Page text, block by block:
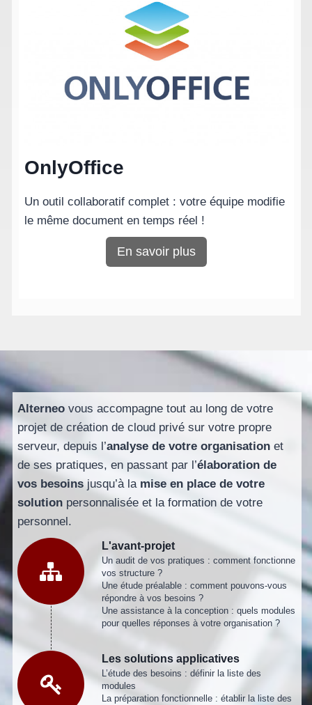
OnlyOffice
Un outil collaboratif complet : votre équipe modifie
le même document en temps réel !
En savoir plus
Alterneo vous accompagne tout au long de votre
projet de création de cloud privé sur votre propre
serveur, depuis l’analyse de votre organisation et
de ses pratiques, en passant par l’élaboration de
vos besoins jusqu’à la mise en place de votre
solution personnalisée et la formation de votre
personnel.
L'avant-projet
Un audit de vos pratiques : comment fonctionne
vos structure ?
Une étude préalable : comment pouvons-vous
répondre à vos besoins ?
Une assistance à la conception : quels modules
pour quelles réponses à votre organisation ?
Les solutions applicatives
L’étude des besoins : définir la liste des
modules
La préparation fonctionnelle : établir la liste des